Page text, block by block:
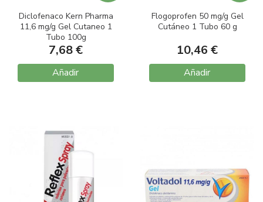
Diclofenaco Kern Pharma
11,6 mg/g Gel Cutaneo 1
Tubo 100g
7,68 €
Añadir
Flogoprofen 50 mg/g Gel
Cutáneo 1 Tubo 60 g
10,46 €
Añadir